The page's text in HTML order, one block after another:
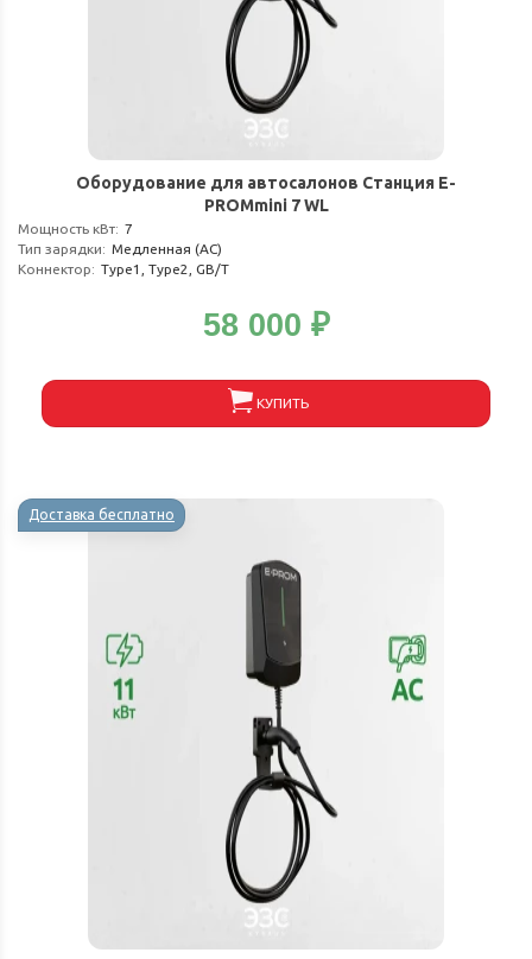
Оборудование для автосалонов Станция E-
PROMmini 7 WL
Мощность кВт: 7
Тип зарядки: Медленная (АС)
Коннектор: Type1, Type2, GB/T
58 000 ₽
КУПИТЬ
Доставка бесплатно